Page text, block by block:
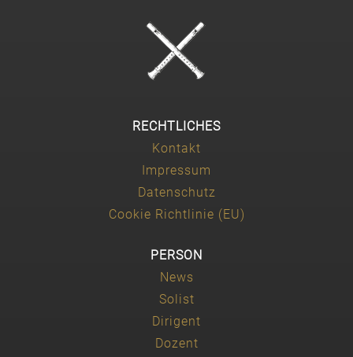
RECHTLICHES
Kontakt
Impressum
Datenschutz
Cookie Richtlinie (EU)
PERSON
News
Solist
Dirigent
Dozent